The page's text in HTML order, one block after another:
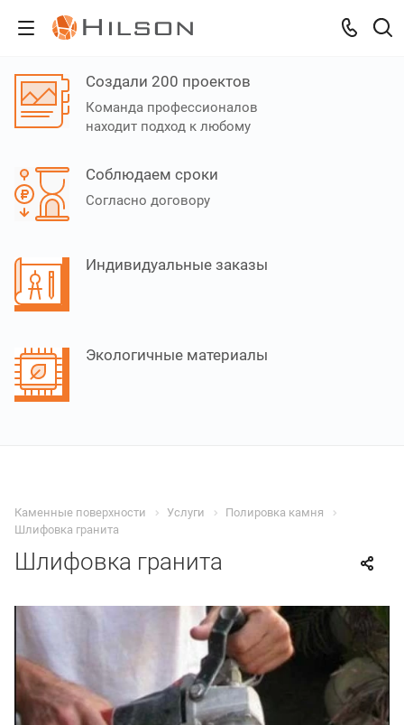
Создали 200 проектов
Команда профессионалов
находит подход к любому
Соблюдаем сроки
Согласно договору
Индивидуальные заказы
Экологичные материалы
Каменные поверхности Услуги
Полировка камня
Шлифовка гранита
Шлифовка гранита